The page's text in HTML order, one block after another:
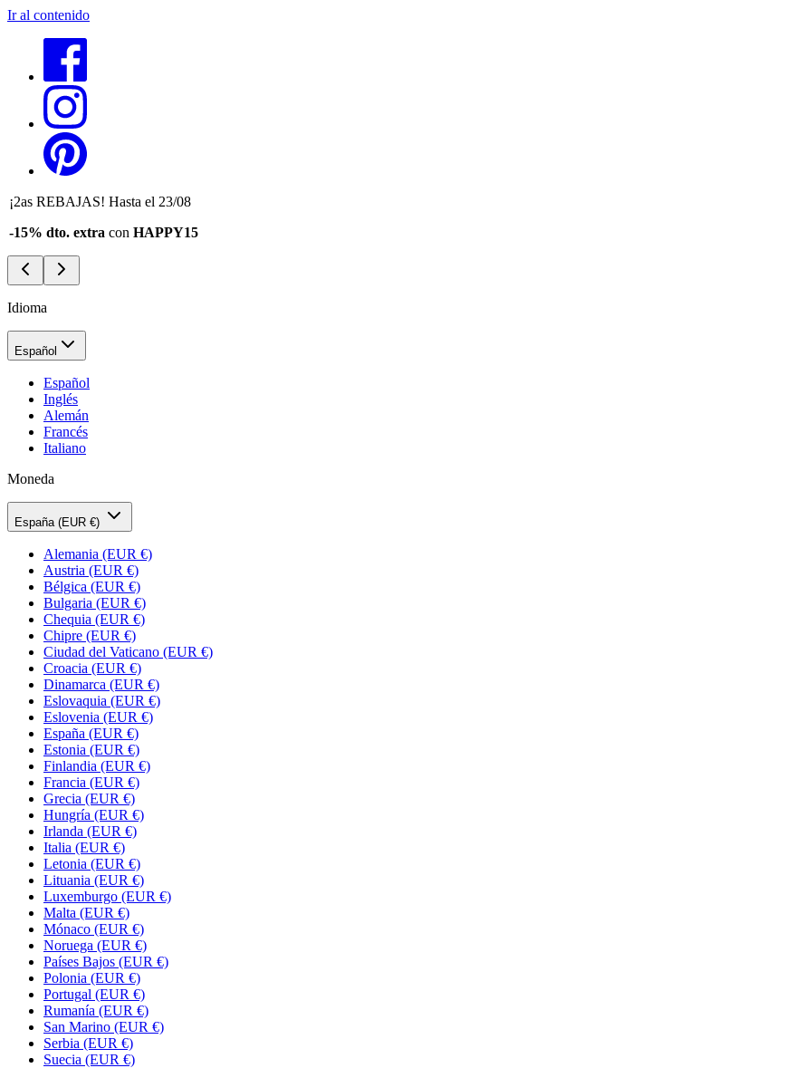
Ir al contenido
¡2as REBAJAS! Hasta el 23/08
-15% dto. extra con HAPPY15
Idioma
Español
Español
Inglés
Alemán
Francés
Italiano
Moneda
España (EUR €)
Alemania (EUR €)
Austria (EUR €)
Bélgica (EUR €)
Bulgaria (EUR €)
Chequia (EUR €)
Chipre (EUR €)
Ciudad del Vaticano (EUR €)
Croacia (EUR €)
Dinamarca (EUR €)
Eslovaquia (EUR €)
Eslovenia (EUR €)
España (EUR €)
Estonia (EUR €)
Finlandia (EUR €)
Francia (EUR €)
Grecia (EUR €)
Hungría (EUR €)
Irlanda (EUR €)
Italia (EUR €)
Letonia (EUR €)
Lituania (EUR €)
Luxemburgo (EUR €)
Malta (EUR €)
Mónaco (EUR €)
Noruega (EUR €)
Países Bajos (EUR €)
Polonia (EUR €)
Portugal (EUR €)
Rumanía (EUR €)
San Marino (EUR €)
Serbia (EUR €)
Suecia (EUR €)